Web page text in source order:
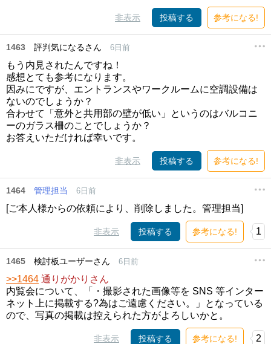
非表示 投稿する 参考になる!
1463 評判気になるさん 6日前
もう内見されたんですね！
感想とても参考になります。
因みにですが、エントランスやワークルームに空調設備は
ないのでしょうか？
合わせて「意外と共用部の壁が低い」というのはバルコニ
ーのガラス柵のことでしょうか？
お答えいただければ幸いです。
非表示 投稿する 参考になる!
1464 管理担当 6日前
[ご本人様からの依頼により、削除しました。管理担当]
非表示 投稿する 参考になる! 1
1465 検討板ユーザーさん 6日前
>>1464 通りがかりさん
内覧会について、「・撮影された画像等を SNS 等インター
ネット上に掲載する?為はご遠慮ください。」となっている
ので、写真の掲載は控えられた方がよろしいかと。
非表示 投稿する 参考になる! 2